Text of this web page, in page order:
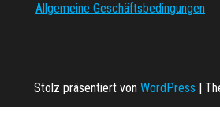
Allgemeine Geschäftsbedingungen
Stolz präsentiert von WordPress |